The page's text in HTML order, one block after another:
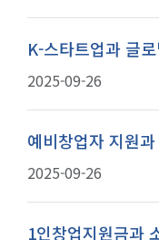
K-스타트업과 글
2025-09-26
예비창업자 지원
2025-09-26
1인창업지원금과